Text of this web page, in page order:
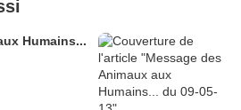
Humains...